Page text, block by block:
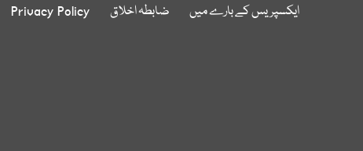
ایکسپریس کے بارے میں ضابطہ اخلاق Privacy Policy